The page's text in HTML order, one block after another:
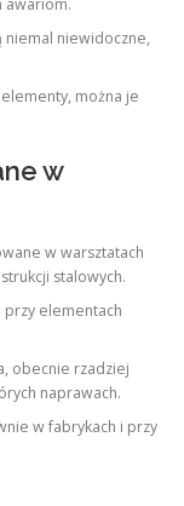
awariom.
niemal niewidoczne,
można je
w
w warsztatach
stalowych.
elementach
obecnie rzadziej
naprawach.
w fabrykach i przy